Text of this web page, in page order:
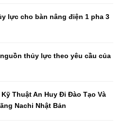
lực cho bàn nâng điện 1 pha 3
thủy lực theo yêu cầu của
Thuật An Huy Đi Đào Tạo Và
Nachi Nhật Bản